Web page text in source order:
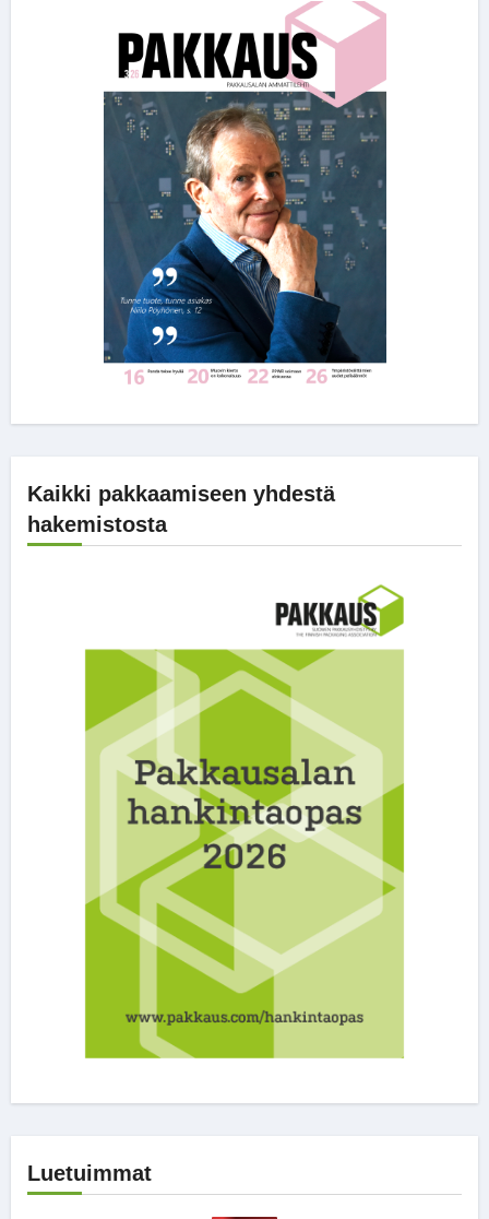
Kaikki pakkaamiseen yhdestä
hakemistosta
Luetuimmat